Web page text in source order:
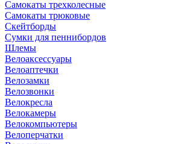
Самокаты трехколесные
Самокаты трюковые
Скейтборды
Сумки для пеннибордов
Шлемы
Велоаксессуары
Велоаптечки
Велозамки
Велозвонки
Велокресла
Велокамеры
Велокомпьютеры
Велоперчатки